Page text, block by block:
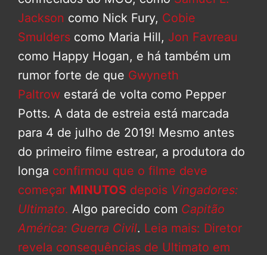
Jackson como Nick Fury, Cobie
Smulders como Maria Hill, Jon Favreau
como Happy Hogan, e há também um
rumor forte de que Gwyneth
Paltrow estará de volta como Pepper
Potts. A data de estreia está marcada
para 4 de julho de 2019! Mesmo antes
do primeiro filme estrear, a produtora do
longa confirmou que o filme deve
começar MINUTOS depois Vingadores:
Ultimato. Algo parecido com Capitão
América: Guerra Civil. Leia mais: Diretor
revela consequências de Ultimato em